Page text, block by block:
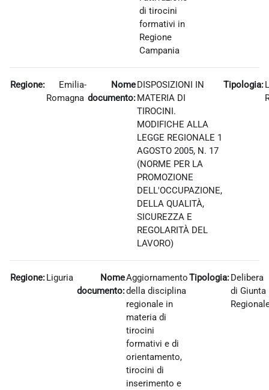
di tirocini
formativi in
Regione
Campania
Regione:
Emilia-
Romagna
Nome
documento:
DISPOSIZIONI IN
MATERIA DI
TIROCINI.
MODIFICHE ALLA
LEGGE REGIONALE 1
AGOSTO 2005, N. 17
(NORME PER LA
PROMOZIONE
DELL'OCCUPAZIONE,
DELLA QUALITÀ,
SICUREZZA E
REGOLARITÀ DEL
LAVORO)
Tipologia:
Regione:Liguria
Nome
documento:
Aggiornamento
della disciplina
regionale in
materia di
tirocini
formativi e di
orientamento,
tirocini di
inserimento e
Tipologia:Delibera
di Giunta